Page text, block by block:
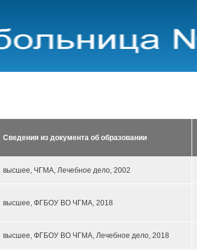
Сведения из документа об образовании
высшее, ЧГМА, Лечебное дело, 2002
высшее, ФГБОУ ВО ЧГМА, 2018
высшее, ФГБОУ ВО ЧГМА, Лечебное дело, 2018